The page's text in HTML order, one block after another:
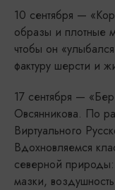
10 сентября —
образы и плотные
чтобы он
фактуру шерсти и
17 сентября —
Овсянникова. По
Виртуального
Вдохновляемся
северной
мазки,